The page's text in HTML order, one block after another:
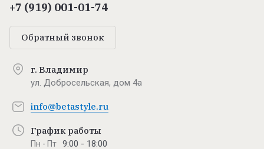
+7 (919) 001-01-74
Обратный звонок
г. Владимир
ул. Добросельская, дом 4а
info@betastyle.ru
График работы
Пн - Пт 9:00 - 18:00